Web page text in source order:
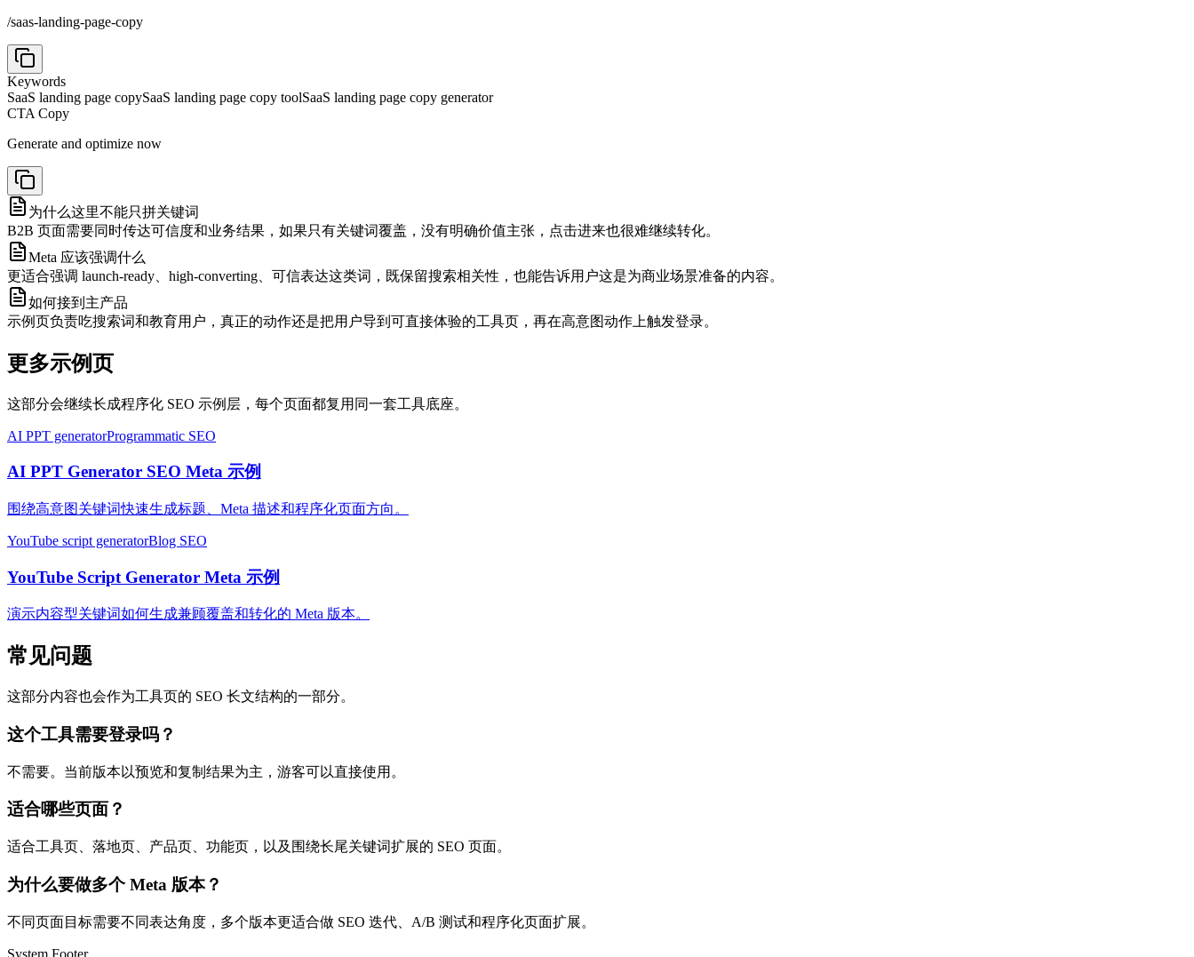
/saas-landing-page-copy
Keywords
SaaS landing page copySaaS landing page copy toolSaaS landing page copy generator
CTA Copy
Generate and optimize now
为什么这里不能只拼关键词
B2B 页面需要同时传达可信度和业务结果，如果只有关键词覆盖，没有明确价值主张，点击进来也很难继续转化。
Meta 应该强调什么
更适合强调 launch-ready、high-converting、可信表达这类词，既保留搜索相关性，也能告诉用户这是为商业场景准备的内容。
如何接到主产品
示例页负责吃搜索词和教育用户，真正的动作还是把用户导到可直接体验的工具页，再在高意图动作上触发登录。
更多示例页
这部分会继续长成程序化 SEO 示例层，每个页面都复用同一套工具底座。
AI PPT generatorProgrammatic SEO
AI PPT Generator SEO Meta 示例
围绕高意图关键词快速生成标题、Meta 描述和程序化页面方向。
YouTube script generatorBlog SEO
YouTube Script Generator Meta 示例
演示内容型关键词如何生成兼顾覆盖和转化的 Meta 版本。
常见问题
这部分内容也会作为工具页的 SEO 长文结构的一部分。
这个工具需要登录吗？
不需要。当前版本以预览和复制结果为主，游客可以直接使用。
适合哪些页面？
适合工具页、落地页、产品页、功能页，以及围绕长尾关键词扩展的 SEO 页面。
为什么要做多个 Meta 版本？
不同页面目标需要不同表达角度，多个版本更适合做 SEO 迭代、A/B 测试和程序化页面扩展。
System Footer